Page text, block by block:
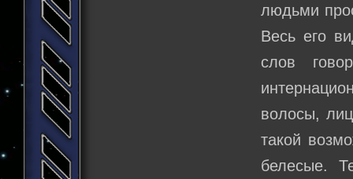
людьми
Весь его
слов
волосы,
такой
белесые.